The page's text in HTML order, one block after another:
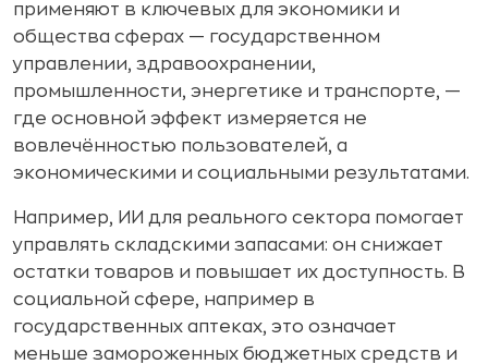
применяют в ключевых для экономики и
общества сферах — государственном
управлении, здравоохранении,
промышленности, энергетике и транспорте, —
где основной эффект измеряется не
вовлечённостью пользователей, а
экономическими и социальными результатами.
Например, ИИ для реального сектора помогает
управлять складскими запасами: он снижает
остатки товаров и повышает их доступность. В
социальной сфере, например в
государственных аптеках, это означает
меньше замороженных бюджетных средств и